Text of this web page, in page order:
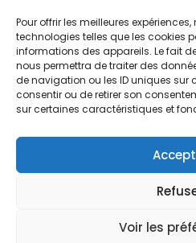
Pour offrir les meilleures
technologies telles que les cookies
informations des appareils. Le fait
nous permettra de traiter des
de navigation ou les ID uniques sur
consentir ou de retirer son
sur certaines caractéristiques et
Voir les
Nos marques
BEECHFIELD
ATLANTIS
FLEXFIT
Nos marquages
Broderie textile
Impression numérique
Le bar à print
Fabrication sur-mesure
Mentions légales